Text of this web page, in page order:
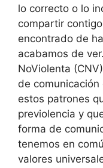
lo correcto o lo
compartir
encontrado de
acabamos de
NoViolenta
de
estos patrones
previolencia y
forma de
tenemos en
valores